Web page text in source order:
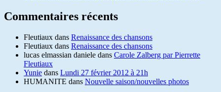
Commentaires récents
Fleutiaux dans Renaissance des chansons
Fleutiaux dans Renaissance des chansons
lucas elmassian daniele dans Carole Zalberg par Pierrette
Fleutiaux
Yunie dans Lundi 27 février 2012 à 21h
HUMANITE dans Nouvelle saison/nouvelles photos